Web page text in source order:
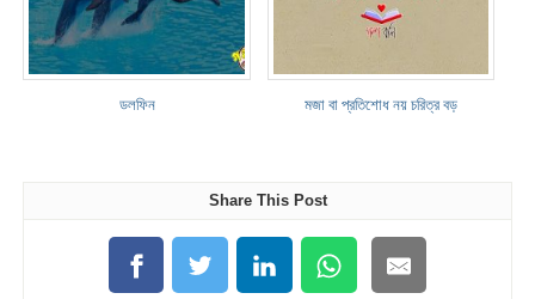
ডলফিন মজা বা প্রতিশোধ নয় চরিত্র বড়
Share This Post